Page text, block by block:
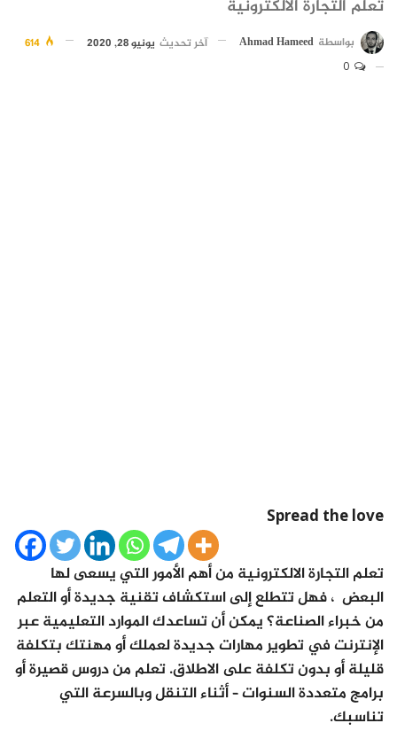
تعلم التجارة الالكترونية
بواسطة Ahmad Hameed آخر تحديث يونيو 28, 2020
Spread the love
تعلم التجارة الالكترونية من أهم الأمور التي يسعى لها
البعض ، فهل تتطلع إلى استكشاف تقنية جديدة أو التعلم
من خبراء الصناعة؟ يمكن أن تساعدك الموارد التعليمية عبر
الإنترنت في تطوير مهارات جديدة لعملك أو مهنتك بتكلفة
قليلة أو بدون تكلفة على الاطلاق. تعلم من دروس قصيرة أو
برامج متعددة السنوات – أثناء التنقل وبالسرعة التي
تناسبك.